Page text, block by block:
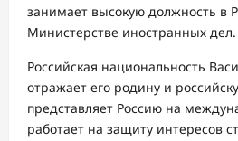
занимает высокую должность в
Министерстве иностранных дел.
Российская национальность
отражает его родину и
представляет Россию на
работает на защиту интересов